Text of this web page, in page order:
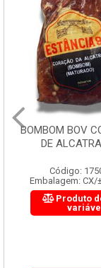
BOMBOM BOV
DE
Código:
Embalagem: CX/
Produto
variável